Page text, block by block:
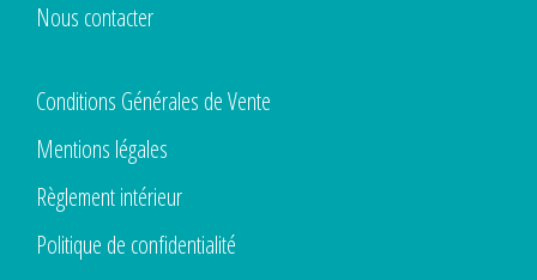
Nous contacter
Conditions Générales de Vente
Mentions légales
Règlement intérieur
Politique de confidentialité